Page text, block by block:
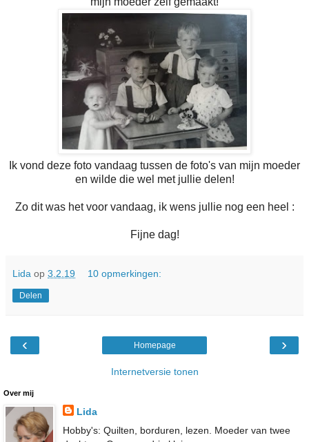
Ik vond deze foto vandaag tussen de foto's van mijn moeder
en wilde die wel met jullie delen!
Zo dit was het voor vandaag, ik wens jullie nog een heel :
Fijne dag!
Lida op 3.2.19 10 opmerkingen:
Delen
‹ ›
Homepage
Internetversie tonen
Over mij
Lida
Hobby's: Quilten, borduren, lezen. Moeder van twee